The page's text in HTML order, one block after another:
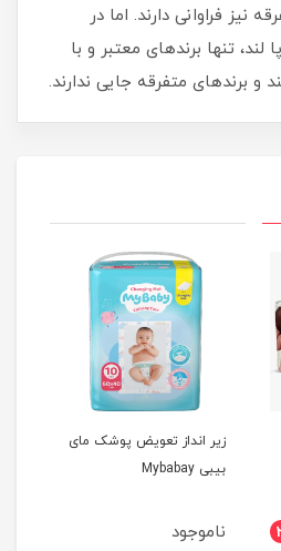
نیز فراوانی دارند. اما در
لند، تنها برندهای معتبر و با
برندهای متفرقه جایی ندارند.
زیر انداز تعویض پوشک مای
بیبی Mybabay
ناموجود